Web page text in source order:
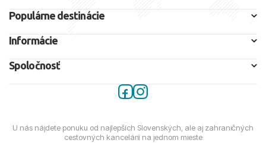
Populárne destinácie
Informácie
Spoločnosť
U nás nájdete ponuku od najlepších Slovenských, ale aj zahraničných
cestovných kancelárií na jednom mieste